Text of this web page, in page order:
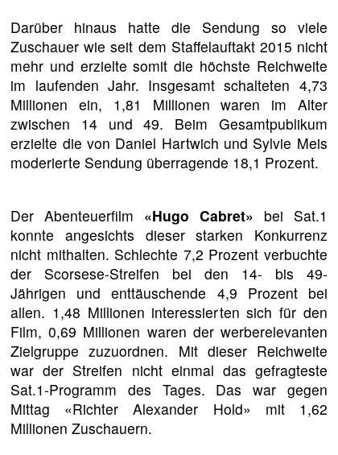
Darüber hinaus hatte die Sendung so viele
Zuschauer wie seit dem Staffelauftakt 2015 nicht
mehr und erzielte somit die höchste Reichweite
im laufenden Jahr. Insgesamt schalteten 4,73
Millionen ein, 1,81 Millionen waren im Alter
zwischen 14 und 49. Beim Gesamtpublikum
erzielte die von Daniel Hartwich und Sylvie Meis
moderierte Sendung überragende 18,1 Prozent.
Der Abenteuerfilm «Hugo Cabret» bei Sat.1
konnte angesichts dieser starken Konkurrenz
nicht mithalten. Schlechte 7,2 Prozent verbuchte
der Scorsese-Streifen bei den 14- bis 49-
Jährigen und enttäuschende 4,9 Prozent bei
allen. 1,48 Millionen interessierten sich für den
Film, 0,69 Millionen waren der werberelevanten
Zielgruppe zuzuordnen. Mit dieser Reichweite
war der Streifen nicht einmal das gefragteste
Sat.1-Programm des Tages. Das war gegen
Mittag «Richter Alexander Hold» mit 1,62
Millionen Zuschauern.